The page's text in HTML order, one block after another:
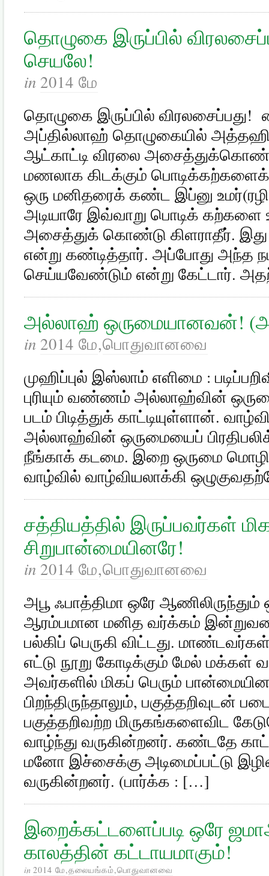
தொழுகை இருப்பில்
செயலே!
in 2014 மே
தொழுகை இருப்பில்
அப்தில்லாஹ் தொழுகையில்
ஆட்காட்டி விரலை
மணலாக கிடக்கும்
ஒரு மனிதரைக் கண்ட இப்னு
அடியாரே இவ்வாறு பொடிக் கற்களை
அசைத்துக் கொண்டு கிளராதீர்.
என்று கண்டித்தார். அப்போது அந்த
அல்லாஹ் ஒருமையானவன்!
in 2014 மே,பொதுவானவை
முஹிப்புல் இஸ்லாம் எளிமை :
புரியும் வண்ணம் அல்லாஹ்வின்
படம் பிடித்துக் காட்டியுள்ளான்.
அல்லாஹ்வின் ஒருமையைப்
நீங்காக் கடமை. இறை ஒருமை
வாழ்வில் வாழ்வியலாக்கி
சத்தியத்தில் இருப்பவர்கள்
சிறுபான்மையினரே!
in 2014 மே,பொதுவானவை
அபூ ஃபாத்திமா ஒரே
ஆரம்பமான மனித வர்க்கம்
பல்கிப் பெருகி விட்டது.
எட்டு நூறு கோடிக்கும் மேல் மக்கள்
அவர்களில் மிகப் பெரும்
பிறந்திருந்தாலும், பகுத்தறிவுடன்
பகுத்தறிவற்ற மிருகங்களைவிட
வாழ்ந்து வருகின்றனர். கண்டதே
மனோ இச்சைக்கு அடிமைப்பட்டு
வருகின்றனர். (பார்க்க : […]
இறைக்கட்டளைப்படி ஒரே
காலத்தின் கட்டாயமாகும்!
in 2014 மே,தலையங்கம்,பொதுவானவை